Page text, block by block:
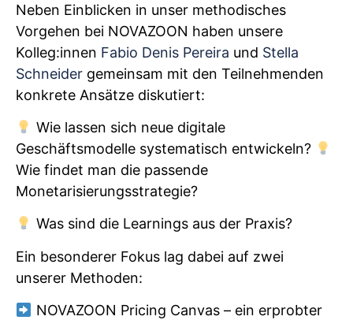
Neben Einblicken in unser methodisches
Vorgehen bei NOVAZOON haben unsere
Kolleg:innen Fabio Denis Pereira und Stella
Schneider gemeinsam mit den Teilnehmenden
konkrete Ansätze diskutiert:
Wie lassen sich neue digitale
Geschäftsmodelle systematisch entwickeln?
Wie findet man die passende
Monetarisierungsstrategie?
Was sind die Learnings aus der Praxis?
Ein besonderer Fokus lag dabei auf zwei
unserer Methoden:
NOVAZOON Pricing Canvas – ein erprobter